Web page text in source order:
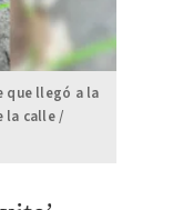
que llegó a la
la calle /